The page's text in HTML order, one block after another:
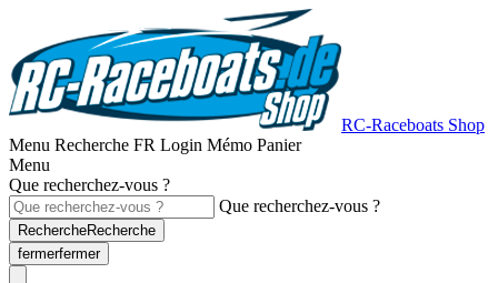
RC-Raceboats Shop
Menu Recherche FR Login Mémo Panier
Menu
Que recherchez-vous ?
Que recherchez-vous ?
RechercheRecherche
fermerfermer